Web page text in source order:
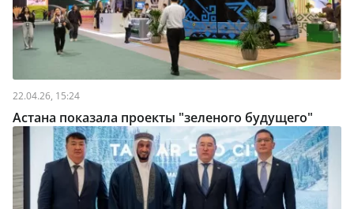
22.04.26, 15:24
Астана показала проекты "зеленого будущего"